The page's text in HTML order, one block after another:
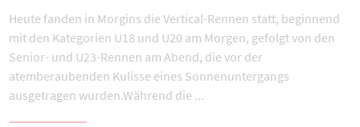
Heute fanden in Morgins die Vertical-Rennen statt, beginnend
mit den Kategorien U18 und U20 am Morgen, gefolgt von den
Senior- und U23-Rennen am Abend, die vor der
atemberaubenden Kulisse eines Sonnenuntergangs
ausgetragen wurden.Während die ...